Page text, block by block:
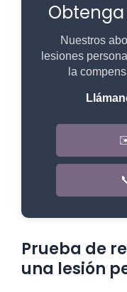
Nuestros
lesiones
la
Prueba de
una lesión